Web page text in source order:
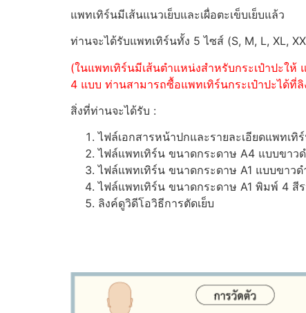
แพทเทิร์นมีเส้นแนวเย็บและเผื่อตะเข็บเย็บแล้ว
ท่านจะได้รับแพทเทิร์นทั้ง 5 ไซส์ (S, M, L, XL,
(ในแพทเทิร์นมีเส้นตำแหน่งสำหรับกระเป๋าปะให้
4 แบบ ท่านสามารถซื้อแพทเทิร์นกระเป๋าปะได้ที่
สิ่งที่ท่านจะได้รับ :
ไฟล์เอกสารหน้าปกและรายละเอียดแพทเทิ
ไฟล์แพทเทิร์น ขนาดกระดาษ A4 แบบขาว
ไฟล์แพทเทิร์น ขนาดกระดาษ A1 แบบขาว
ไฟล์แพทเทิร์น ขนาดกระดาษ A1 พิมพ์ 4 สี
ลิงค์ดูวิดีโอวิธีการตัดเย็บ